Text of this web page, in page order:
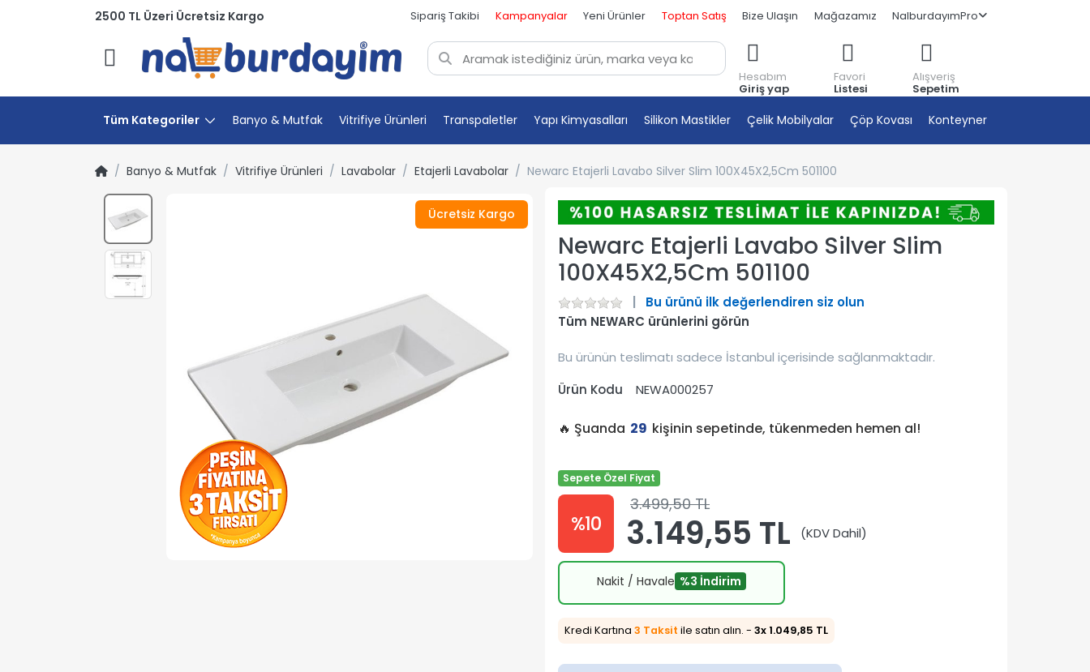
2500 TL Üzeri Ücretsiz Kargo Sipariş Takibi Kampanyalar Yeni Ürünler Toptan Satış Bize Ulaşın Mağazamız NalburdayımPro
Menü
Hesabım
Giriş yap
Favori
Listesi
Alışveriş
Sepetim
Tüm Kategoriler Banyo & Mutfak Vitrifiye Ürünleri Transpaletler Yapı Kimyasalları Silikon Mastikler Çelik Mobilyalar Çöp Kovası Konteyner
Banyo & Mutfak Vitrifiye Ürünleri Lavabolar Etajerli Lavabolar Newarc Etajerli Lavabo Silver Slim 100X45X2,5Cm 501100
Ücretsiz Kargo
Newarc Etajerli Lavabo Silver Slim
100X45X2,5Cm 501100
Bu ürünü ilk değerlendiren siz olun
Tüm NEWARC ürünlerini görün
Bu ürünün teslimatı sadece İstanbul içerisinde sağlanmaktadır.
Ürün Kodu
NEWA000257
🔥 Şuanda 29 kişinin sepetinde, tükenmeden hemen al!
Sepete Özel Fiyat
%10
3.499,50 TL
3.149,55 TL (KDV Dahil)
Nakit / Havale %3 İndirim
Kredi Kartına 3 Taksit ile satın alın. - 3x 1.049,85 TL